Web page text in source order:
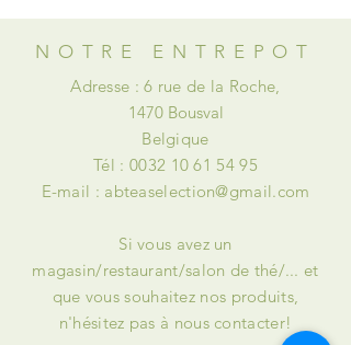
NOTRE ENTREPOT
Adresse : 6 rue de la Roche,
1470 Bousval
Belgique
Tél : 0032 10 61 54 95
E-mail : abteaselection@gmail.com
Si vous avez un
magasin/restaurant/salon de thé/... et
que vous souhaitez nos produits,
n'hésitez pas à nous contacter!